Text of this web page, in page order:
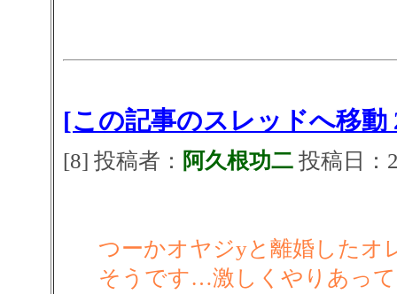
[この記事のスレッドへ移動
[8] 投稿者： 阿久根功二投稿日：
つーかオヤジyと離婚したオ
そうです…激しくやりあっ